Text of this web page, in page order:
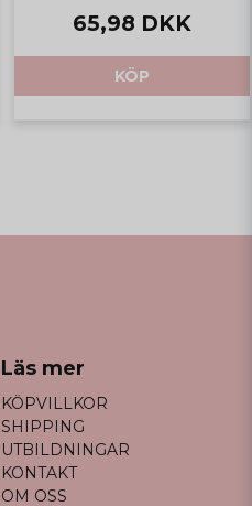
65,98 DKK
KÖP
Läs mer
KÖPVILLKOR
SHIPPING
UTBILDNINGAR
KONTAKT
OM OSS